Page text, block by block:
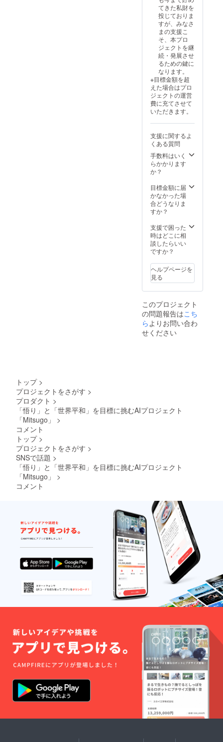
「【純
粋応援
コー
ス】
33,333
円 」と
「【世
界平和
コー
ス】
100,000
円」と
「【悟
りコー
ス】
1,000,0
す。 お
すすめ
ポイン
ト: 見返
りを期
待せ
ず、プ
ロジェ
クトの
成功を
心から
願い、
その実
現を後
押しし
いう純
粋な想
いをお
持ちの
方向け
有効期
限：
2025年
7月から
7月末ま
で この
リター
ンは該
ターン
と同じ
内容に
【該当
リター
ン】
「【フ
ィード
コー
ス】
1,000,0
00円」
和に繋
がる」
という
Mitsugo
プロ
ジェク
トの核
心的な
ビジョ
ンに深
く共鳴
し、そ
の実現
を力強
く支援
と願う
方のた
めのも
ので
す。ご
は、プ
ロジェ
クトの
安定し
とな
り、よ
り広い
視野で
活動を
可能に
しま
典はあ
りませ
んが、
そのご
志はプ
のリ
ターン
ます。
【該当
ィード
バック
参加
コー
ス】
20,000
円」と
「【純
粋応援
コー
ス】
33,333
円 」と
「【悟
ス】
1,000,0
00円」
権利
（オン
ライン
フォー
ム等を
想定）
おすす
めポイ
ント: こ
のコー
スは、
「断片
化され
た自己
同一性
き、そ
れから
自由に
なる」
という
り』へ
の探
求、そ
のプロ
体を支
援する
こと
に、最
値を見
出して
くださ
究極の
支援
コース
です。
プロ
信頼を
もって
このご
支援
長期的
に、妥
協なく
本質的
な探求
を続け
るため
の揺る
ぎない
礎とな
りま
す。追
加の特
典はあ
んが、
この深
遠な旅
への最
大の貢
献に心
からの
敬意を
表しま
効期
限：
2025年
てきた私財を
投じておりま
すが、みなさ
まの支援こ
そ、本プロ
ジェクトを継
続・発展させ
るための鍵に
なります。
※目標金額を超
えた場合はプロ
ジェクトの運営
費に充てさせて
いただきます。
支援に関するよ
くある質問
手数料はいく
らかかります
か？
目標金額に届
かなかった場
合どうなりま
すか？
支援で困った
時はどこに相
談したらいい
ですか？
ヘルプページを
見る
このプロジェクト
の問題報告はこち
ら よりお問い合わ
せください
トップ >
プロジェクトをさがす >
プロダクト >
「悟り」と「世界平和」を目標に挑むAIプロジェクト
「Mitsugo」
>
コメント
トップ >
プロジェクトをさがす >
SNSで話題 >
「悟り」と「世界平和」を目標に挑むAIプロジェクト
「Mitsugo」
>
コメント